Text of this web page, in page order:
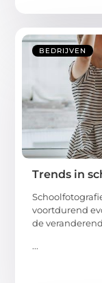
BEDRIJVEN
Trends in
voortdurend
de
...